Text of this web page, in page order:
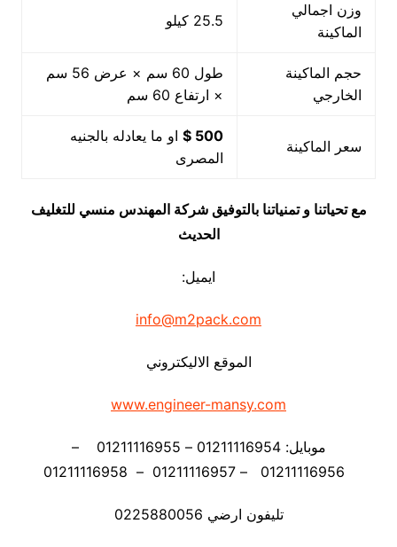
وزن اجمالي
الماكينة
25.5 كيلو
حجم الماكينة
الخارجي
طول 60 سم × عرض 56 سم
× ارتفاع 60 سم
سعر الماكينة
500 $
او ما يعادله بالجنيه
المصرى
مع تحياتنا و تمنياتنا بالتوفيق شركة المهندس منسي للتغليف
الحديث
ايميل:
info@m2pack.com
الموقع الاليكتروني
www.engineer-mansy.com
موبايل: 01211116954 – 01211116955 –
تليفون ارضي 0225880056